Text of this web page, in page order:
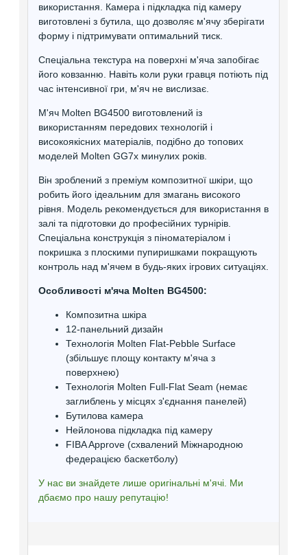
використання. Камера і підкладка під камеру
виготовлені з бутила, що дозволяє м'ячу зберігати
форму і підтримувати оптимальний тиск.
Спеціальна текстура на поверхні м'яча запобігає
його ковзанню. Навіть коли руки гравця потіють під
час інтенсивної гри, м'яч не вислизає.
М'яч Molten BG4500 виготовлений із
використанням передових технологій і
високоякісних матеріалів, подібно до топових
моделей Molten GG7x минулих років.
Він зроблений з преміум композитної шкіри, що
робить його ідеальним для змагань високого
рівня. Модель рекомендується для використання в
залі та підготовки до професійних турнірів.
Спеціальна конструкція з піноматеріалом і
покришка з плоскими пупиришками покращують
контроль над м'ячем в будь-яких ігрових ситуаціях.
Особливості м'яча Molten BG4500:
Композитна шкіра
12-панельний дизайн
Технологія Molten Flat-Pebble Surface
(збільшує площу контакту м'яча з
поверхнею)
Технологія Molten Full-Flat Seam (немає
заглиблень у місцях з'єднання панелей)
Бутилова камера
Нейлонова підкладка під камеру
FIBA Approve (схвалений Міжнародною
федерацією баскетболу)
У нас ви знайдете лише оригінальні м'ячі. Ми
дбаємо про нашу репутацію!